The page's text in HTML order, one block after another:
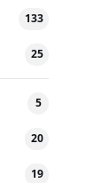
133
25
5
20
19